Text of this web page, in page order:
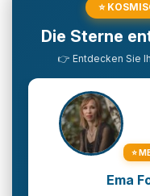
⭐
Die Sterne
👉 Entdecken Sie
⭐
Ema